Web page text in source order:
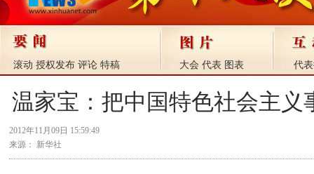
滚动 授权发布 评论 特稿 大会 代表 图表 代
温家宝：把中国特色社会主义
2012年11月09日 15:59:49
来源： 新华社